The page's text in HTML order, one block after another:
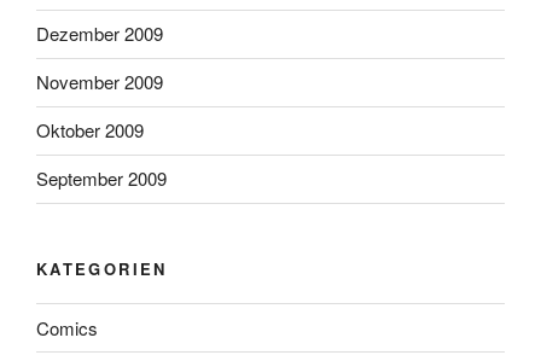
Dezember 2009
November 2009
Oktober 2009
September 2009
KATEGORIEN
Comics